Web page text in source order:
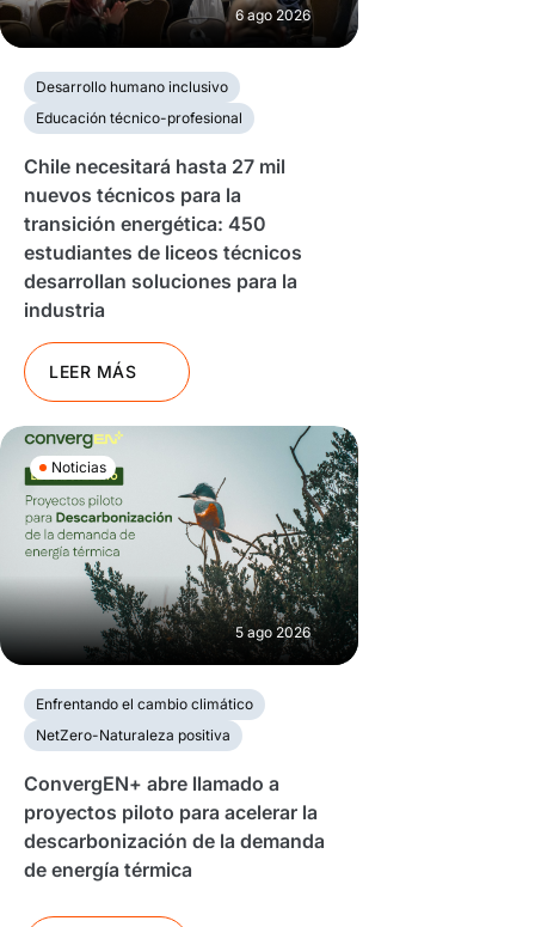
6 ago 2026
Desarrollo humano inclusivo
Educación técnico-profesional
Chile necesitará hasta 27 mil
nuevos técnicos para la
transición energética: 450
estudiantes de liceos técnicos
desarrollan soluciones para la
industria
LEER MÁS
Noticias
5 ago 2026
Enfrentando el cambio climático
NetZero-Naturaleza positiva
ConvergEN+ abre llamado a
proyectos piloto para acelerar la
descarbonización de la demanda
de energía térmica